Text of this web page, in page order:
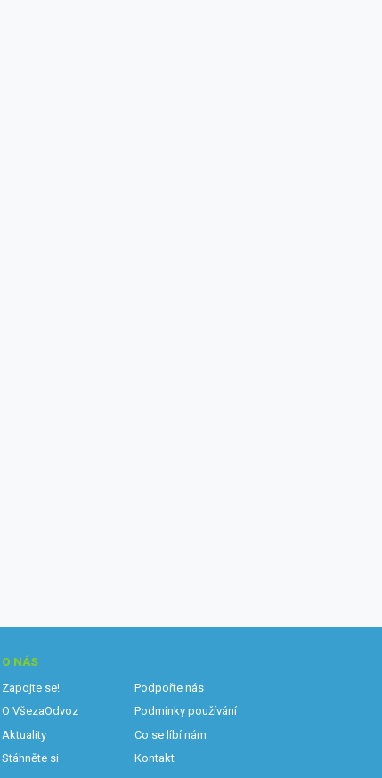
O NÁS
Zapojte se!
O VšezaOdvoz
Aktuality
Stáhněte si
Podpořte nás
Podmínky používání
Co se líbí nám
Kontakt